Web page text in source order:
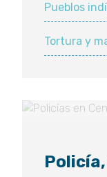
en
Pueblos
Tortura y